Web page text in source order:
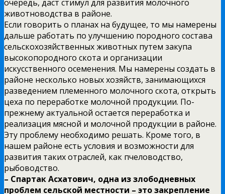
очередь, даст стимул для развития молочного
животноводства в районе.
Если говорить о планах на будущее, то мы намерены
дальше работать по улучшению породного состава
сельскохозяйственных животных путем закупа
высокопородного скота и организации
искусственного осеменения. Мы намерены создать в
районе несколько новых хозяйств, занимающихся
разведением племенного молочного скота, открыть
цеха по переработке молочной продукции. По-
прежнему актуальной остается переработка и
реализация мясной и молочной продукции в районе.
Эту проблему необходимо решать. Кроме того, в
нашем районе есть условия и возможности для
развития таких отраслей, как пчеловодство,
рыбоводство.
– Спартак Асхатович, одна из злободневных
проблем сельской местности – это закрепление